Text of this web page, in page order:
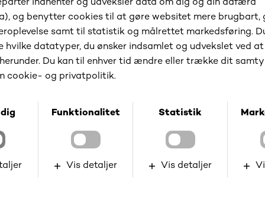
Konverterer vi godt nok?
Hjælpeværktøjer
AI (fx ChatGPT) kan med fordel bruges til
korrektur og inspiration, men sørg for at
gennemlæse og tilrette. Særligt på dansk laves
der stadig fejl og akavede formuleringer.
Vi håber at ovenstående kan inspirere til en
for nogle være et overset område - og i så fald er der
altså her en god mulighed for at forbedre lige der,
hvor det har den største effekt.